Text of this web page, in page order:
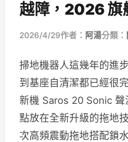
越障，2026 旗
2026/4/29作者： 阿湯分類：
掃地機器人這幾年的進
到基座自清潔都已經很
新機 Saros 20 Sonic 聲
點放在全新升級的拖地
次高頻震動拖地搭配鎖